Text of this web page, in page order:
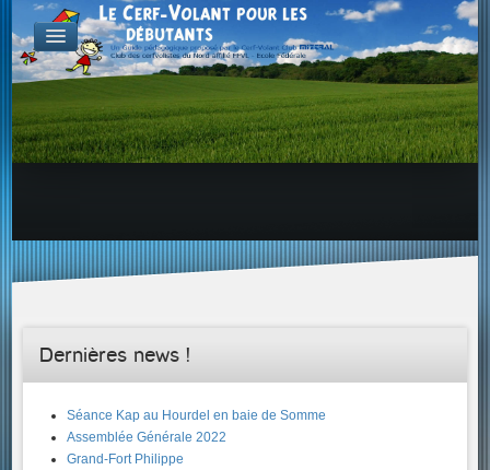
FABRICATION
Exemple d'atelier & de projets
Familles de Cerf-Volant
ENVOL & PILOTAGE
Envol & Aérologie
Dernières news !
Séance Kap au Hourdel en baie de Somme
Assemblée Générale 2022
Grand-Fort Philippe